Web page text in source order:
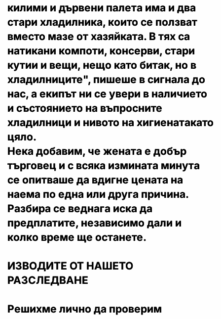
килими и дървени палета има и два
стари хладилника, които се ползват
вместо мазе от хазяйката. В тях са
натикани компоти, консерви, стари
кутии и вещи, нещо като битак, но в
хладилниците", пишеше в сигнала до
нас, а екипът ни се увери в наличието
и състоянието на въпросните
хладилници и нивото на хигиенатакато
цяло.
Нека добавим, че жената е добър
търговец и с всяка измината минута
се опитваше да вдигне цената на
наема по една или друга причина.
Разбира се веднага иска да
предплатите, независимо дали и
колко време ще останете.
ИЗВОДИТЕ ОТ НАШЕТО
РАЗСЛЕДВАНЕ
Решихме лично да проверим